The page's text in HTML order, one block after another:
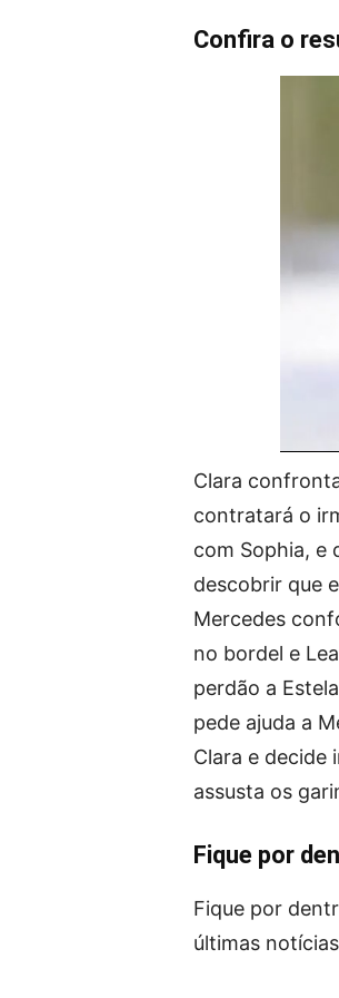
Confira o
Clara
contratará o
com Sophia, e
descobrir que
Mercedes
no bordel e
perdão a
pede ajuda a
Clara e decide
assusta os
Fique por
Fique por
últimas